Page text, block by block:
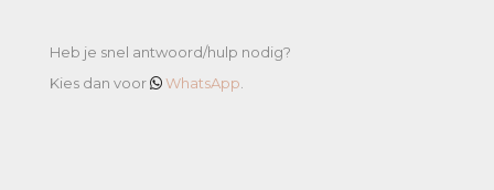
Heb je snel antwoord/hulp nodig?
Kies dan voor
WhatsApp